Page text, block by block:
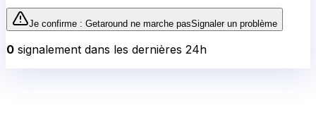
Je confirme : Getaround ne marche pasSignaler un problème
0 signalement dans les dernières 24h